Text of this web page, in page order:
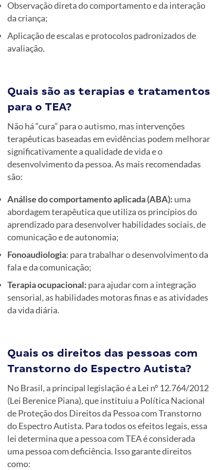
Observação direta do comportamento e da interação
da criança;
Aplicação de escalas e protocolos padronizados de
avaliação.
Quais são as terapias e tratamentos
para o TEA?
Não há “cura” para o autismo, mas intervenções
terapêuticas baseadas em evidências podem melhorar
significativamente a qualidade de vida e o
desenvolvimento da pessoa. As mais recomendadas
são:
Análise do comportamento aplicada (ABA): uma
abordagem terapêutica que utiliza os princípios do
aprendizado para desenvolver habilidades sociais, de
comunicação e de autonomia;
Fonoaudiologia: para trabalhar o desenvolvimento da
fala e da comunicação;
Terapia ocupacional: para ajudar com a integração
sensorial, as habilidades motoras finas e as atividades
da vida diária.
Quais os direitos das pessoas com
Transtorno do Espectro Autista?
No Brasil, a principal legislação é a Lei nº 12.764/2012
(Lei Berenice Piana), que instituiu a Política Nacional
de Proteção dos Direitos da Pessoa com Transtorno
do Espectro Autista. Para todos os efeitos legais, essa
lei determina que a pessoa com TEA é considerada
uma pessoa com deficiência. Isso garante direitos
como: